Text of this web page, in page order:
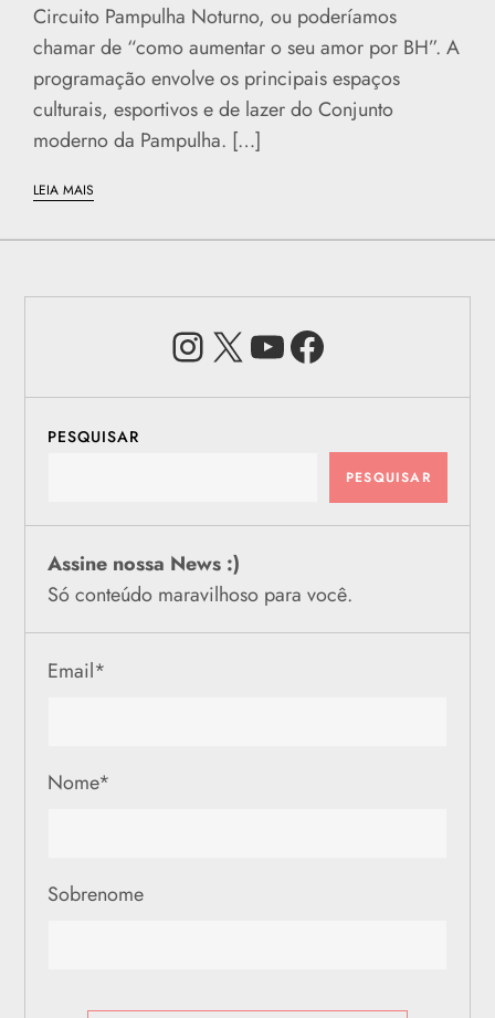
Circuito Pampulha Noturno, ou poderíamos
chamar de “como aumentar o seu amor por BH”. A
programação envolve os principais espaços
culturais, esportivos e de lazer do Conjunto
moderno da Pampulha. […]
LEIA MAIS
Instagram
X Youtube
PESQUISAR
PESQUISAR
Assine nossa News :)
Só conteúdo maravilhoso para você.
Email*
Nome*
Sobrenome